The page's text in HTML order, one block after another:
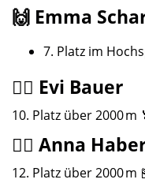
🙌 Emma
7. Platz im
🏃‍♀️ Evi Bauer
10. Platz über 2000 m
🏃‍♀️ Anna
12. Platz über 2000 m